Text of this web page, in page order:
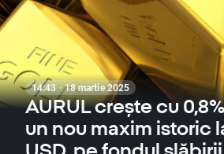
14:43 · 18 martie 2025
AURUL crește cu
un nou maxim istoric